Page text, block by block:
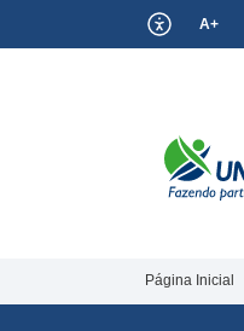
A+
Página Inicial